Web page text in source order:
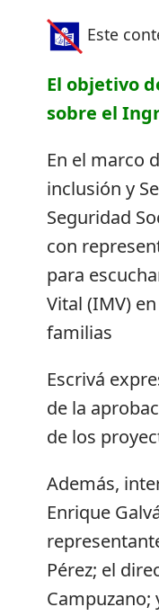
Este
El objetivo
sobre el
En el marco
inclusión y
Seguridad
con
para
Vital (IMV)
familias
Escrivá
de la
de los
Además,
Enrique
Pérez; el
Campuzano;